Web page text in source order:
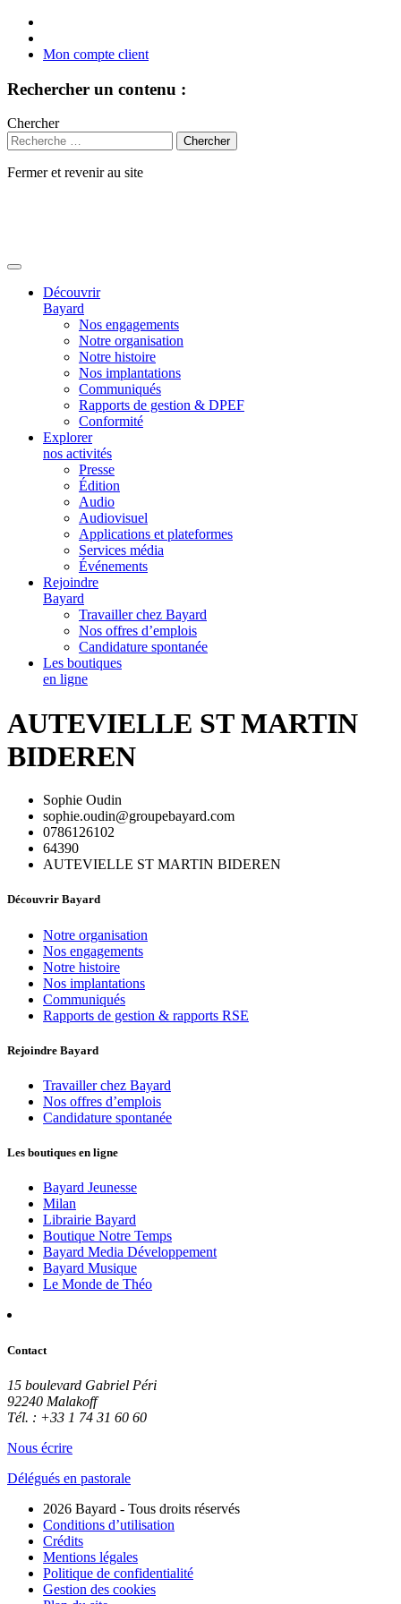
Mon compte client
Rechercher un contenu :
Chercher
Fermer et revenir au site
Découvrir
Bayard
Nos engagements
Notre organisation
Notre histoire
Nos implantations
Communiqués
Rapports de gestion & DPEF
Conformité
Explorer
nos activités
Presse
Édition
Audio
Audiovisuel
Applications et plateformes
Services média
Événements
Rejoindre
Bayard
Travailler chez Bayard
Nos offres d’emplois
Candidature spontanée
Les boutiques
en ligne
AUTEVIELLE ST MARTIN
BIDEREN
Sophie Oudin
sophie.oudin@groupebayard.com
0786126102
64390
AUTEVIELLE ST MARTIN BIDEREN
Découvrir Bayard
Notre organisation
Nos engagements
Notre histoire
Nos implantations
Communiqués
Rapports de gestion & rapports RSE
Rejoindre Bayard
Travailler chez Bayard
Nos offres d’emplois
Candidature spontanée
Les boutiques en ligne
Bayard Jeunesse
Milan
Librairie Bayard
Boutique Notre Temps
Bayard Media Développement
Bayard Musique
Le Monde de Théo
Contact
15 boulevard Gabriel Péri
92240 Malakoff
Tél. : +33 1 74 31 60 60
Nous écrire
Délégués en pastorale
2026 Bayard - Tous droits réservés
Conditions d’utilisation
Crédits
Mentions légales
Politique de confidentialité
Gestion des cookies